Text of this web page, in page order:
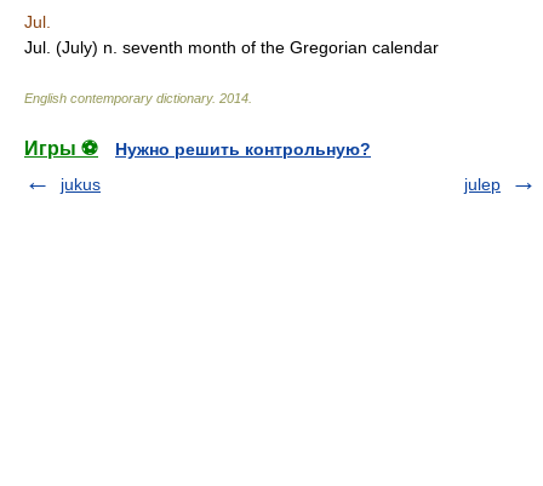
Jul.
Jul. (July) n. seventh month of the Gregorian calendar
English contemporary dictionary. 2014
Игры ⚽
Нужно решить контрольную?
jukus
julep